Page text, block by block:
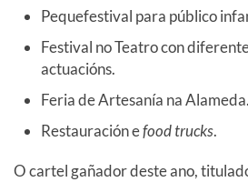
Pequefestival para público
Festival no Teatro con
actuacións.
Feria de Artesanía na Alameda.
Restauración efood trucks.
O cartel gañador deste ano,